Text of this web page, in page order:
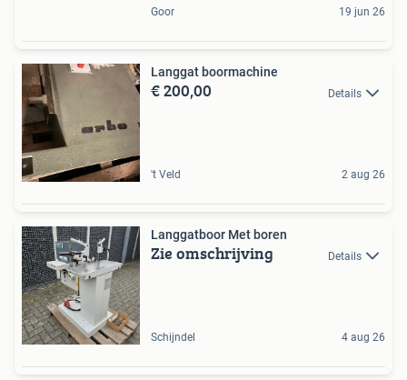
Goor 19 jun 26
Langgat boormachine
€ 200,00 Details
't Veld 2 aug 26
Langgatboor Met boren
Zie omschrijving Details
Schijndel 4 aug 26